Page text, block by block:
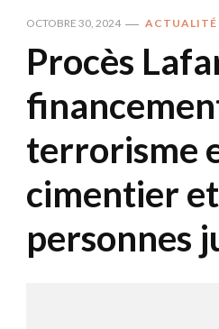
OCTOBRE 30, 2024 ACTUALITÉ
Procès
terrorisme
cimentier
personnes